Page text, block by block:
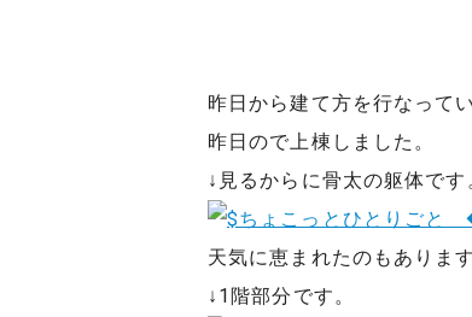
昨日から建て方を行なって
昨日ので上棟しました。
↓見るからに骨太の躯体です
天気に恵まれたのもありま
↓1階部分です。